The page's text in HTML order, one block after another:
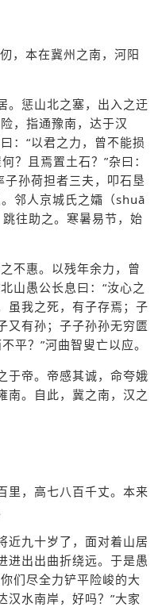
，本在冀州之南，河阳
。惩山北之塞，出入之迂
，指通豫南，达于汉
：“以君之力，曾不能损
？且焉置土石？”杂曰：
子孙荷担者三夫，叩石垦
邻人京城氏之孀（shuā
往助之。寒暑易节，始
不惠。以残年余力，曾
山愚公长息曰：“汝心之
虽我之死，有子存焉；子
又有孙；子子孙孙无穷匮
平？”河曲智叟亡以应。
于帝。帝感其诚，命夸娥
南。自此，冀之南，汉之
里，高七八百千丈。本来
近九十岁了，面对着山居
进出出曲折绕远。于是愚
们尽全力铲平险峻的大
汉水南岸，好吗？”大家